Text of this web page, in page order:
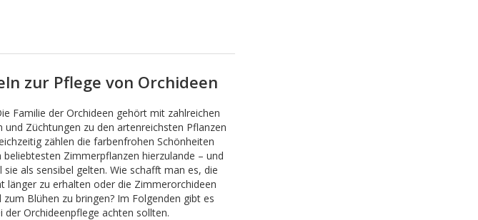
zur Pflege von Orchideen
Familie der Orchideen gehört mit zahlreichen
und Züchtungen zu den artenreichsten Pflanzen
zählen die farbenfrohen Schönheiten
beliebtesten Zimmerpflanzen hierzulande – und
sie als sensibel gelten. Wie schafft man es, die
länger zu erhalten oder die Zimmerorchideen
Blühen zu bringen? Im Folgenden gibt es
Orchideenpflege achten sollten.